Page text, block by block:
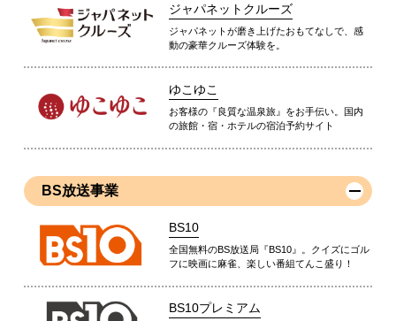
ジャパネットクルーズ
ジャパネットが磨き上げたおもてなしで、感
動の豪華クルーズ体験を。
ゆこゆこ
お客様の『良質な温泉旅』をお手伝い。国内
の旅館・宿・ホテルの宿泊予約サイト
BS放送事業
BS10
全国無料のBS放送局『BS10』。クイズにゴル
フに映画に麻雀、楽しい番組てんこ盛り！
BS10プレミアム